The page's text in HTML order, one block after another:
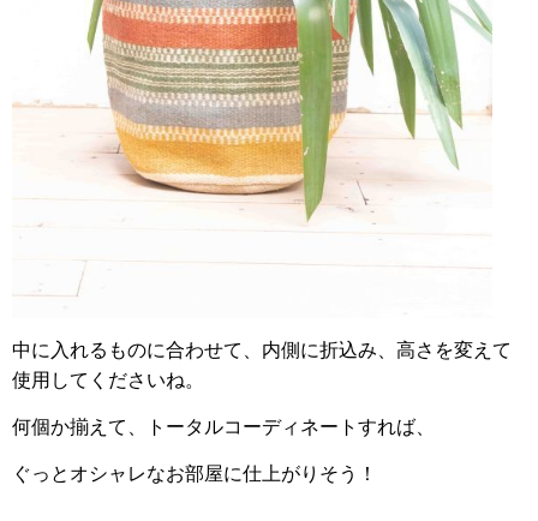
中に入れるものに合わせて、内側に折込み、高さを変えて
使用してくださいね。
何個か揃えて、トータルコーディネートすれば、
ぐっとオシャレなお部屋に仕上がりそう！